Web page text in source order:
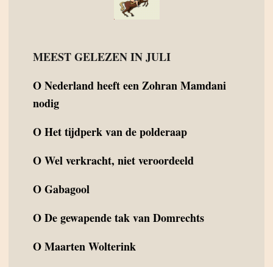
MEEST GELEZEN IN JULI
ONederland heeft een Zohran Mamdani
nodig
OHet tijdperk van de polderaap
OWel verkracht, niet veroordeeld
OGabagool
ODe gewapende tak van Domrechts
OMaarten Wolterink